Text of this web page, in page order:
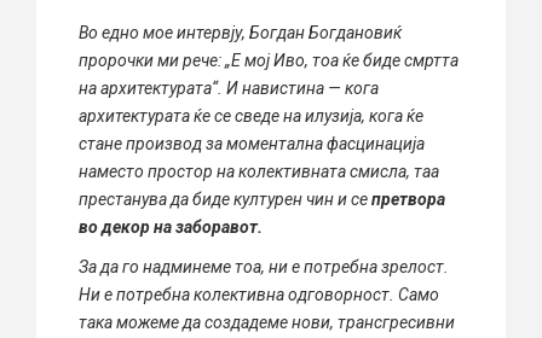
Во едно мое интервју, Богдан Богдановиќ
пророчки ми рече: „Е мој Иво, тоа ќе биде смртта
на архитектурата“. И навистина — кога
архитектурата ќе се сведе на илузија, кога ќе
стане производ за моментална фасцинација
наместо простор на колективната смисла, таа
престанува да биде културен чин и сепретвора
во декор на заборавот.
За да го надминеме тоа, ни е потребна зрелост.
Ни е потребна колективна одговорност. Само
така можеме да создадеме нови, трансгресивни